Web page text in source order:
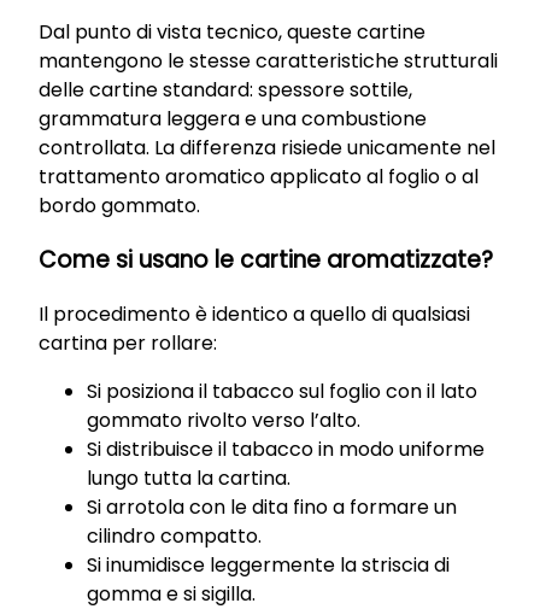
Dal punto di vista tecnico, queste cartine
mantengono le stesse caratteristiche strutturali
delle cartine standard: spessore sottile,
grammatura leggera e una combustione
controllata. La differenza risiede unicamente nel
trattamento aromatico applicato al foglio o al
bordo gommato.
Come si usano le cartine aromatizzate?
Il procedimento è identico a quello di qualsiasi
cartina per rollare:
Si posiziona il tabacco sul foglio con il lato
gommato rivolto verso l’alto.
Si distribuisce il tabacco in modo uniforme
lungo tutta la cartina.
Si arrotola con le dita fino a formare un
cilindro compatto.
Si inumidisce leggermente la striscia di
gomma e si sigilla.